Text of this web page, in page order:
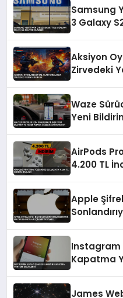
Samsung
3 Galaxy
Aksiyon
Zirvedeki
Waze
Yeni
AirPods
4.200 TL
Apple
Instagram
Kapatma
James